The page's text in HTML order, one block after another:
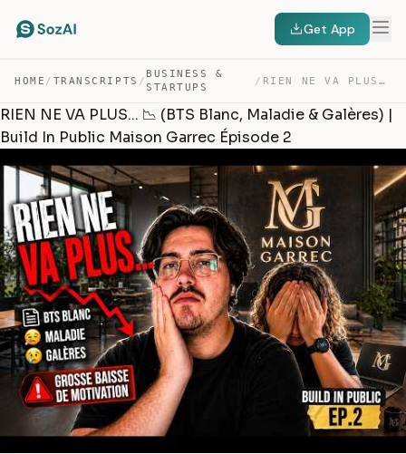
Get App
HOME / TRANSCRIPTS /
BUSINESS &
STARTUPS
/ RIEN NE VA PLUS… 📉 (BTS BLANC, MALADIE & GALÈRES) | B… — TRANSCRIPT
RIEN NE VA PLUS... 📉 (BTS Blanc, Maladie & Galères) |
Build In Public Maison Garrec Épisode 2